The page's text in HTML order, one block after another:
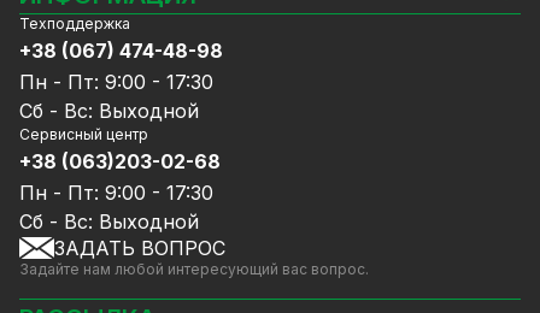
Видеорегистраторы
Комплекты видеонаблюдения
СКУД
Источники питания
Сетевое оборудование
Ноутбуки и компьютеры
Аксессуары
Акции
Уцененный товар
GreenVision скидки
Мерч от GreenVision
Блог
Доставка и оплата
Гарантия и Сервисное обслуживание
Политика конфиденциальности
Договор публичной оферты
Сотрудничество
Услуги
Калькулятор расчёта объёма HDD
Техподдержка
+38 (067) 474-48-98
Пн - Пт: 9:00 - 17:30
Сб - Вс: Выходной
Сервисный центр
+38 (063)203-02-68
Пн - Пт: 9:00 - 17:30
Сб - Вс: Выходной
ЗАДАТЬ ВОПРОС
Задайте нам любой интересующий вас вопрос.